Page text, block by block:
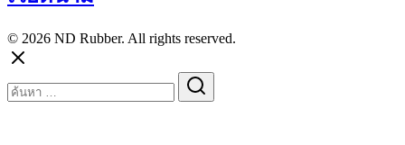
© 2026 ND Rubber. All rights reserved.
for: